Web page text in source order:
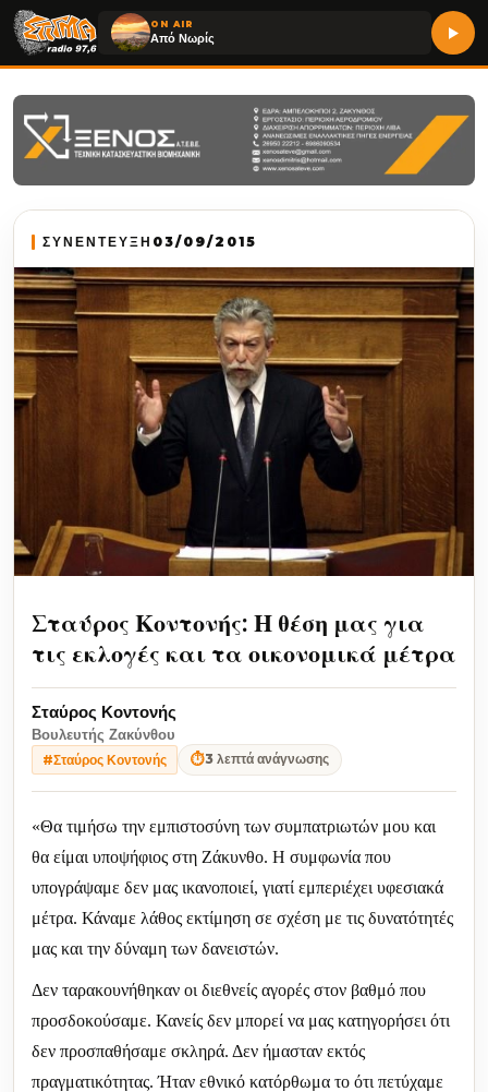
ON AIR
Από Νωρίς
ΣΥΝΕΝΤΕΥΞΗ 03/09/2015
Σταύρος Κοντονής: Η θέση μας για
τις εκλογές και τα οικονομικά μέτρα
Σταύρος Κοντονής
Βουλευτής Ζακύνθου
#Σταύρος Κοντονής ⏱3 λεπτά ανάγνωσης
«Θα τιμήσω την εμπιστοσύνη των συμπατριωτών μου και
θα είμαι υποψήφιος στη Ζάκυνθο. Η συμφωνία που
υπογράψαμε δεν μας ικανοποιεί, γιατί εμπεριέχει υφεσιακά
μέτρα. Κάναμε λάθος εκτίμηση σε σχέση με τις δυνατότητές
μας και την δύναμη των δανειστών.
Δεν ταρακουνήθηκαν οι διεθνείς αγορές στον βαθμό που
προσδοκούσαμε. Κανείς δεν μπορεί να μας κατηγορήσει ότι
δεν προσπαθήσαμε σκληρά. Δεν ήμασταν εκτός
πραγματικότητας. Ήταν εθνικό κατόρθωμα το ότι πετύχαμε